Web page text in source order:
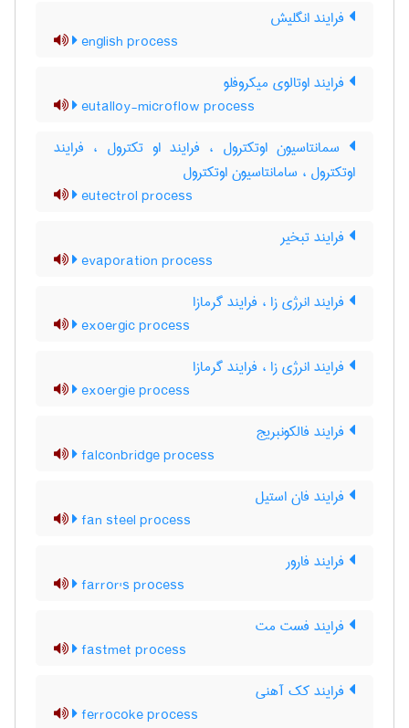
فرایند انگلیش
english process
فرایند اوتالوی میکروفلو
eutalloy-microflow process
سمانتاسیون اوتکترول ، فرایند او تکترول ، فرایند
اوتکترول ، سامانتاسیون اوتکترول
eutectrol process
فرایند تبخیر
evaporation process
فرایند انرژی زا ، فرایند گرمازا
exoergic process
فرایند انرژی زا ، فرایند گرمازا
exoergie process
فرایند فالکونبریج
falconbridge process
فرایند فان استیل
fan steel process
فرایند فارور
farror's process
فرایند فست مت
fastmet process
فرایند کک آهنی
ferrocoke process